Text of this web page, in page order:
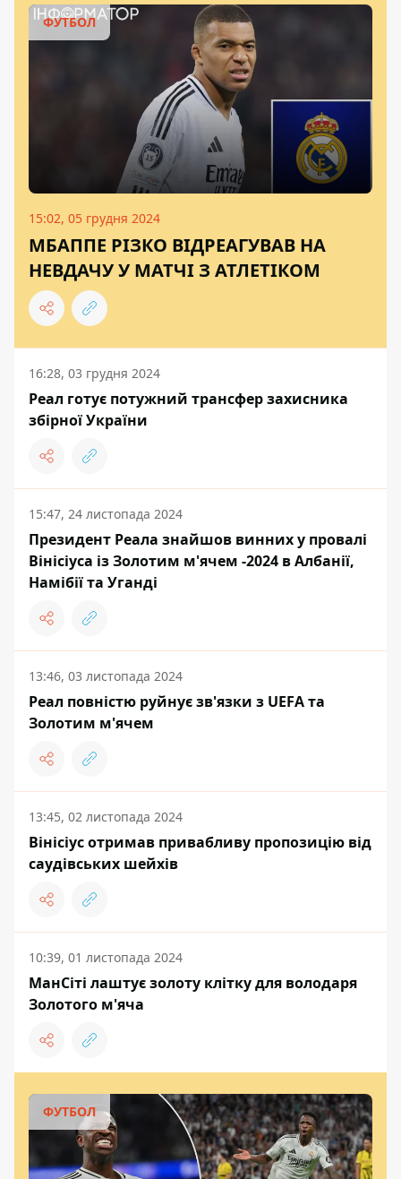
ФУТБОЛ
15:02, 05 грудня 2024
МБАППЕ РІЗКО ВІДРЕАГУВАВ НА
НЕВДАЧУ У МАТЧІ З АТЛЕТІКОМ
16:28, 03 грудня 2024
Реал готує потужний трансфер захисника
збірної України
15:47, 24 листопада 2024
Президент Реала знайшов винних у провалі
Вінісіуса із Золотим м'ячем -2024 в Албанії,
Намібії та Уганді
13:46, 03 листопада 2024
Реал повністю руйнує зв'язки з UEFA та
Золотим м'ячем
13:45, 02 листопада 2024
Вінісіус отримав привабливу пропозицію від
саудівських шейхів
10:39, 01 листопада 2024
МанСіті лаштує золоту клітку для володаря
Золотого м'яча
ФУТБОЛ